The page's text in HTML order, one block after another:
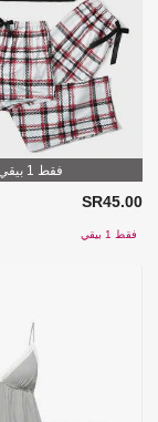
فقط 1 بيقي
SR45.00
فقط 1 بيقي